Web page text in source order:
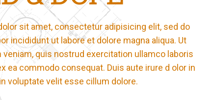
sit amet, consectetur adipisicing elit, sed do
incididunt ut labore et dolore magna aliqua. Ut
veniam, quis nostrud exercitation ullamco laboris
ea commodo consequat. Duis aute irure d olor in
voluptate velit esse cillum dolore.